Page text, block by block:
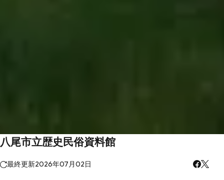
八尾市立歴史民俗資料館
最終更新2026年07月02日